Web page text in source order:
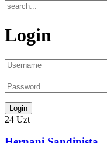
Login
24 Uzt